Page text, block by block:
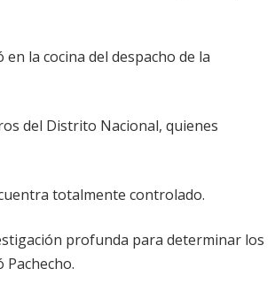
la cocina del despacho de la
del Distrito Nacional, quienes
totalmente controlado.
profunda para determinar los